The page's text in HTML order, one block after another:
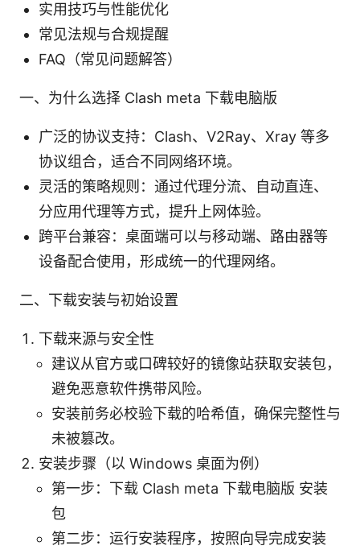
实用技巧与性能优化
常见法规与合规提醒
FAQ（常见问题解答）
一、为什么选择 Clash meta 下载电脑版
广泛的协议支持：Clash、V2Ray、Xray 等多
协议组合，适合不同网络环境。
灵活的策略规则：通过代理分流、自动直连、
分应用代理等方式，提升上网体验。
跨平台兼容：桌面端可以与移动端、路由器等
设备配合使用，形成统一的代理网络。
二、下载安装与初始设置
下载来源与安全性
建议从官方或口碑较好的镜像站获取安装包，
避免恶意软件携带风险。
安装前务必校验下载的哈希值，确保完整性与
未被篡改。
安装步骤（以 Windows 桌面为例）
第一步：下载 Clash meta 下载电脑版 安装
包
第二步：运行安装程序，按照向导完成安装